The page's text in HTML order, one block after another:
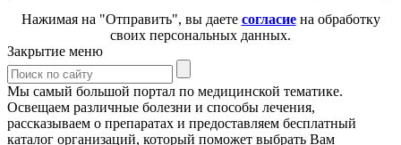
Нажимая на "Отправить", вы даете согласиена обработку
своих персональных данных.
Закрытие меню
Мы самый большой портал по медицинской тематике.
Освещаем различные болезни и способы лечения,
рассказываем о препаратах и предоставляем бесплатный
каталог организаций, который поможет выбрать Вам